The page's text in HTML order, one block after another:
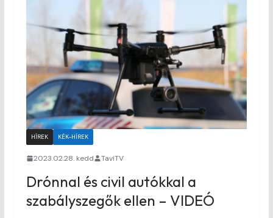
HÍREK KÉK-HÍREK
2023.02.28. kedd TaviTV
Drónnal és civil autókkal a
szabályszegők ellen – VIDEÓ